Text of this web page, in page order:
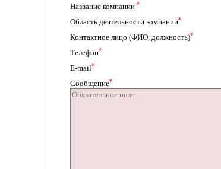
Название компании *
Область деятельности компании*
Контактное лицо (ФИО, должность)*
Телефон*
E-mail*
Сообщение*